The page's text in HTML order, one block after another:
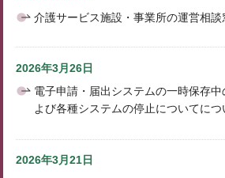
介護サービス施設・事業所の運営相談
2026年3月26日
電子申請・届出システムの一時保存
よび各種システムの停止についてにつ
2026年3月21日